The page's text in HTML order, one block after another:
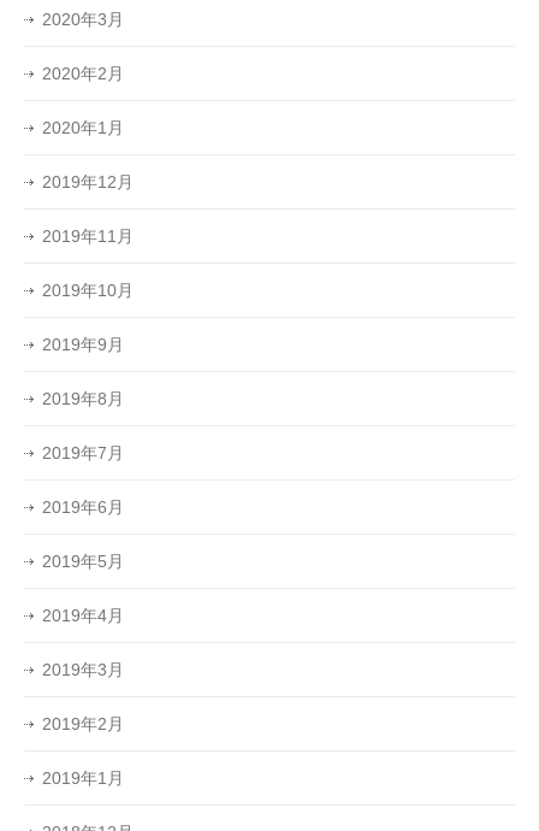
2020年3月
2020年2月
2020年1月
2019年12月
2019年11月
2019年10月
2019年9月
2019年8月
2019年7月
2019年6月
2019年5月
2019年4月
2019年3月
2019年2月
2019年1月